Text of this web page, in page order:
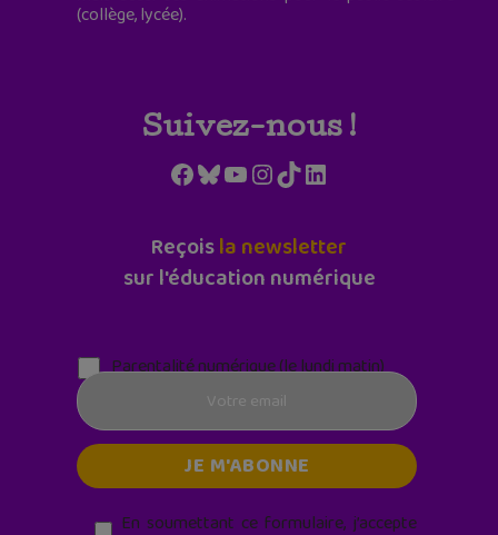
(collège, lycée).
Suivez-nous !
Facebook
Bluesky
YouTube
Instagram
TikTokLinkedIn
Reçoisla newsletter
sur l'éducation numérique
Parentalité numérique (le lundi matin)
En soumettant ce formulaire, j’accepte